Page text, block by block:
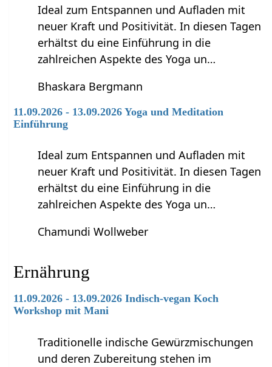
Ideal zum Entspannen und Aufladen mit
neuer Kraft und Positivität. In diesen Tagen
erhältst du eine Einführung in die
zahlreichen Aspekte des Yoga un…
Bhaskara Bergmann
11.09.2026 - 13.09.2026 Yoga und Meditation
Einführung
Ideal zum Entspannen und Aufladen mit
neuer Kraft und Positivität. In diesen Tagen
erhältst du eine Einführung in die
zahlreichen Aspekte des Yoga un…
Chamundi Wollweber
Ernährung
11.09.2026 - 13.09.2026 Indisch-vegan Koch
Workshop mit Mani
Traditionelle indische Gewürzmischungen
und deren Zubereitung stehen im